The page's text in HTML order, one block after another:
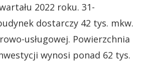
2022 roku. 31-
dostarczy 42 tys. mkw.
usługowej. Powierzchnia
wynosi ponad 62 tys.